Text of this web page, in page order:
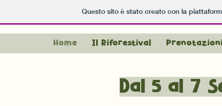
Questo sito è stato creato con la
Home Il Riforestival
Dal 5 al 7